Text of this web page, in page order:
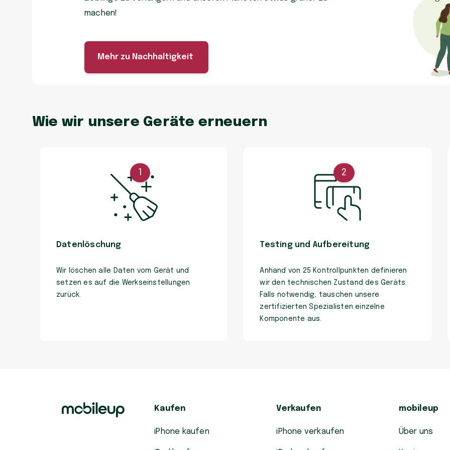
machen!
Mehr zu Nachhaltigkeit
Wie wir unsere Geräte erneuern
1
Datenlöschung
Wir löschen alle Daten vom Gerät und
setzen es auf die Werkseinstellungen
zurück.
2
Testing und Aufbereitung
Anhand von 25 Kontrollpunkten definieren
wir den technischen Zustand des Geräts.
Falls notwendig, tauschen unsere
zertifizierten Spezialisten einzelne
Komponente aus.
Kaufen
iPhone kaufen
Verkaufen
iPhone verkaufen
mobileup
Über uns